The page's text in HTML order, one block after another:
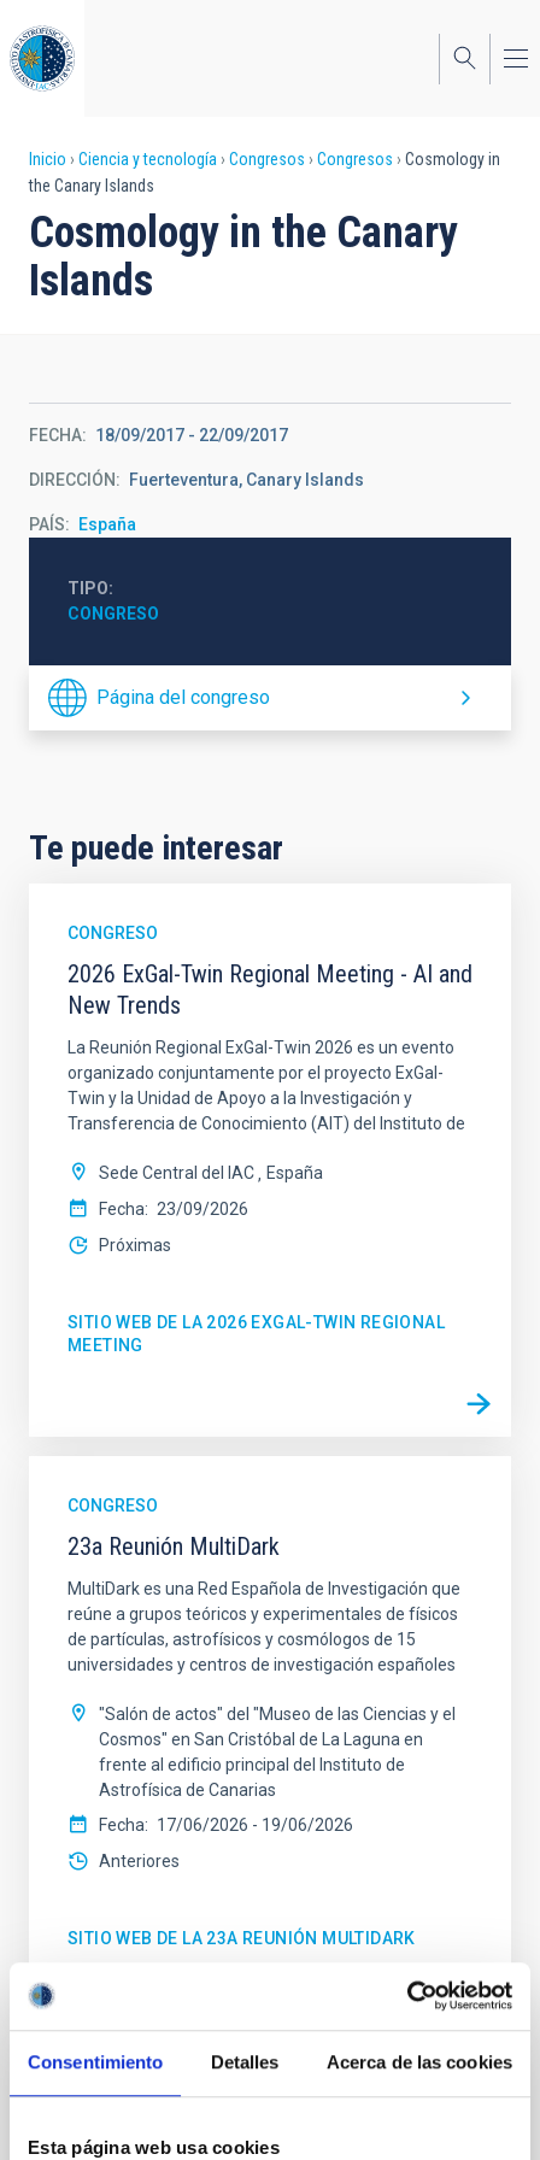
Consentimiento Detalles Acerca de las cookies
Esta página web usa cookies
al
contenido
principal
Sobrescribir
enlaces
de
ayuda
navegación
Inicio Ciencia y tecnología Congresos Congresos
Cosmology in
the Canary Islands
Cosmology in the Canary
Islands
FECHA 18/09/2017 - 22/09/2017
DIRECCIÓN Fuerteventura, Canary Islands
PAÍS España
TIPO
CONGRESO
Página del congreso
Te puede interesar
CONGRESO
2026 ExGal-Twin Regional Meeting - AI and
New Trends
La Reunión Regional ExGal-Twin 2026 es un evento
organizado conjuntamente por el proyecto ExGal-
Twin y la Unidad de Apoyo a la Investigación y
Transferencia de Conocimiento (AIT) del Instituto de
Sede Central del IAC
España
Fecha
23/09/2026
Próximas
SITIO WEB DE LA 2026 EXGAL-TWIN REGIONAL
MEETING
CONGRESO
23a Reunión MultiDark
MultiDark es una Red Española de Investigación que
reúne a grupos teóricos y experimentales de físicos
de partículas, astrofísicos y cosmólogos de 15
universidades y centros de investigación españoles
"Salón de actos" del "Museo de las Ciencias y el
Cosmos" en San Cristóbal de La Laguna en
frente al edificio principal del Instituto de
Astrofísica de Canarias
Fecha
17/06/2026 - 19/06/2026
Anteriores
SITIO WEB DE LA 23A REUNIÓN MULTIDARK
CONGRESO
Substellar Astrophysics 2026